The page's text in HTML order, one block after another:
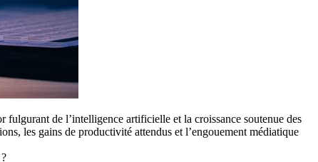
fulgurant de l’intelligence artificielle et la croissance soutenue des
les gains de productivité attendus et l’engouement médiatique